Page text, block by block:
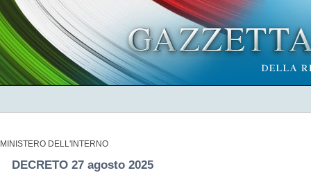
MINISTERO DELL'INTERNO
DECRETO 27 agosto 2025